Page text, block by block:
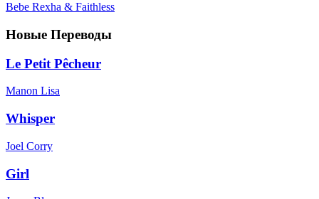
Bebe Rexha & Faithless
Новые Переводы
Le Petit Pêcheur
Manon Lisa
Whisper
Joel Corry
Girl